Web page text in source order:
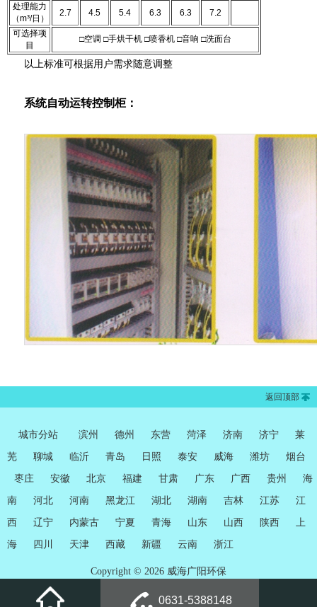
处理能力
（m³/日）
2.7 4.5 5.4 6.3 6.3 7.2
可选择项
目
□空调 □手烘干机 □喷香机 □音响 □洗面台
以上标准可根据用户需求随意调整
系统自动运转控制柜：
返回顶部
城市分站 滨州 德州 东营 菏泽 济南 济宁
莱
芜
聊城 临沂 青岛 日照 泰安 威海 潍坊
烟台
枣庄
安徽 北京 福建 甘肃 广东 广西 贵州
海
南
河北 河南 黑龙江 湖北 湖南 吉林 江苏
江
西
辽宁 内蒙古 宁夏 青海 山东 山西 陕西
上
海
四川 天津 西藏 新疆 云南 浙江
Copyright © 2026 威海广阳环保
0631-5388148